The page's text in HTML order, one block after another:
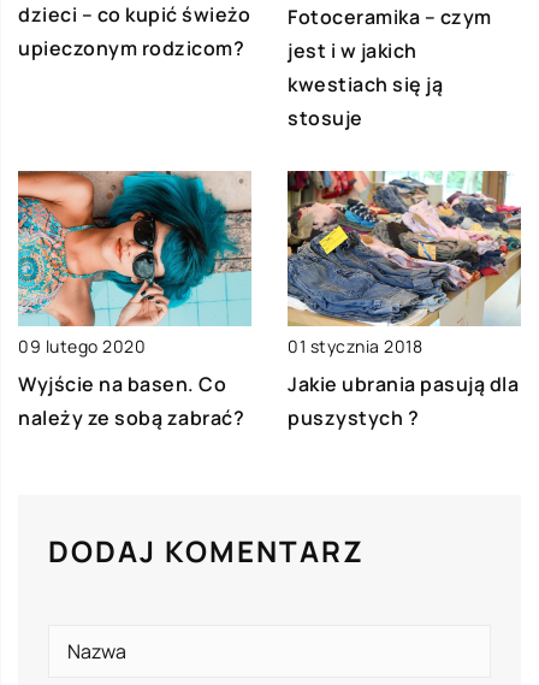
dzieci – co kupić świeżo
upieczonym rodzicom?
Fotoceramika – czym
jest i w jakich
kwestiach się ją
stosuje
09 lutego 2020
Wyjście na basen. Co
należy ze sobą zabrać?
01 stycznia 2018
Jakie ubrania pasują dla
puszystych ?
DODAJ KOMENTARZ